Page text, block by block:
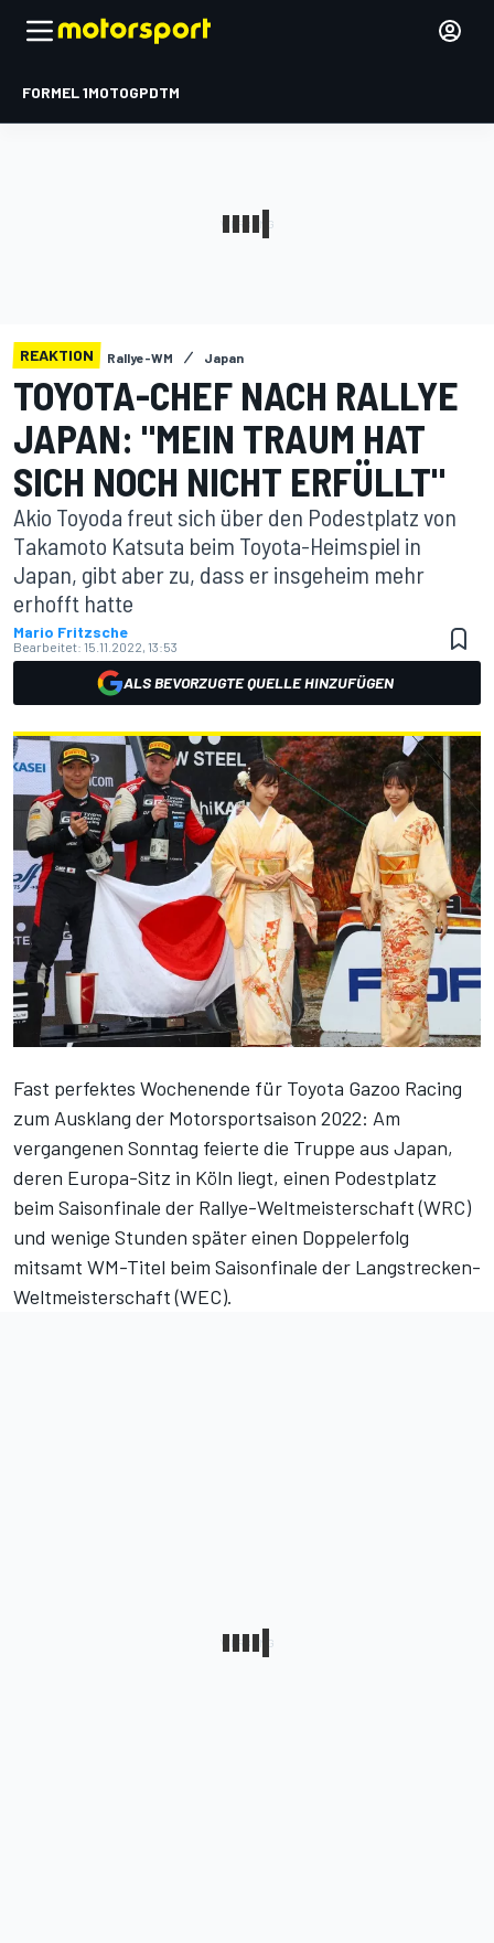
FORMEL 1MOTOGPDTM
REAKTION Rallye-WM Japan
TOYOTA-CHEF NACH RALLYE
JAPAN: "MEIN TRAUM HAT
SICH NOCH NICHT ERFÜLLT"
Akio Toyoda freut sich über den Podestplatz von
Takamoto Katsuta beim Toyota-Heimspiel in
Japan, gibt aber zu, dass er insgeheim mehr
erhofft hatte
Mario Fritzsche
Bearbeitet: 15.11.2022, 13:53
ALS BEVORZUGTE QUELLE HINZUFÜGEN
Fast perfektes Wochenende für Toyota Gazoo Racing
zum Ausklang der Motorsportsaison 2022: Am
vergangenen Sonntag feierte die Truppe aus Japan,
deren Europa-Sitz in Köln liegt, einen Podestplatz
beim Saisonfinale der Rallye-Weltmeisterschaft (WRC)
und wenige Stunden später einen Doppelerfolg
mitsamt WM-Titel beim Saisonfinale der Langstrecken-
Weltmeisterschaft (WEC).